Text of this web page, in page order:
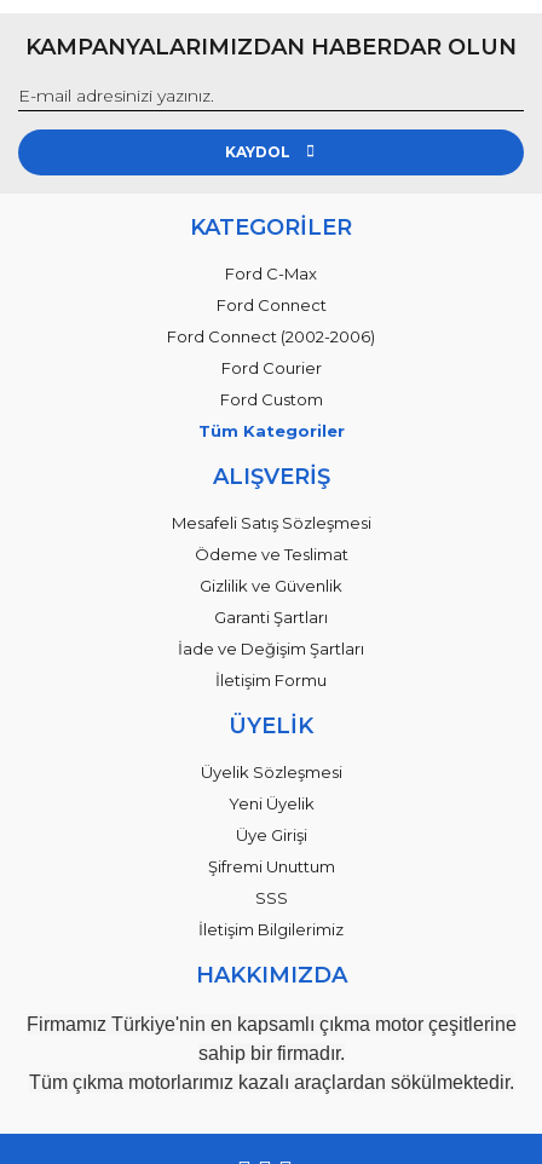
KAMPANYALARIMIZDAN HABERDAR OLUN
KAYDOL
KATEGORİLER
Ford C-Max
Ford Connect
Ford Connect (2002-2006)
Ford Courier
Ford Custom
Tüm Kategoriler
ALIŞVERİŞ
Mesafeli Satış Sözleşmesi
Ödeme ve Teslimat
Gizlilik ve Güvenlik
Garanti Şartları
İade ve Değişim Şartları
İletişim Formu
ÜYELİK
Üyelik Sözleşmesi
Yeni Üyelik
Üye Girişi
Şifremi Unuttum
SSS
İletişim Bilgilerimiz
HAKKIMIZDA
Firmamız Türkiye'nin en kapsamlı çıkma motor çeşitlerine
sahip bir firmadır.
Tüm çıkma motorlarımız kazalı araçlardan sökülmektedir.